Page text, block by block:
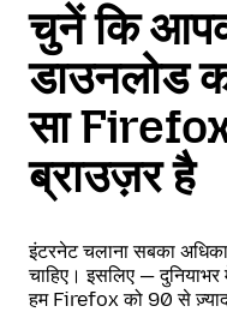
चुनें कि
डाउनलोड
सा
ब्राउज़र है
इंटरनेट चलाना सबका
चाहिए। इसलिए —
हम Firefox को 90 से